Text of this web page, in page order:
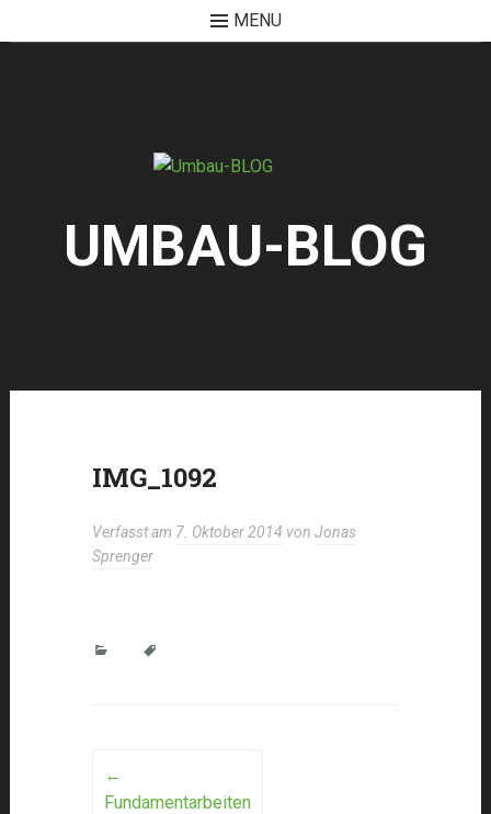
MENU
UMBAU-BLOG
IMG_1092
Verfasst am 7. Oktober 2014 von Jonas
Sprenger
Post
←
Fundamentarbeiten